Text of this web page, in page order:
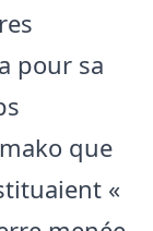
a pour sa
que
«